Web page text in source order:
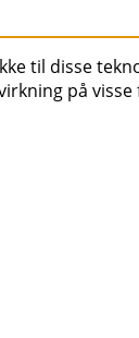
til disse
på